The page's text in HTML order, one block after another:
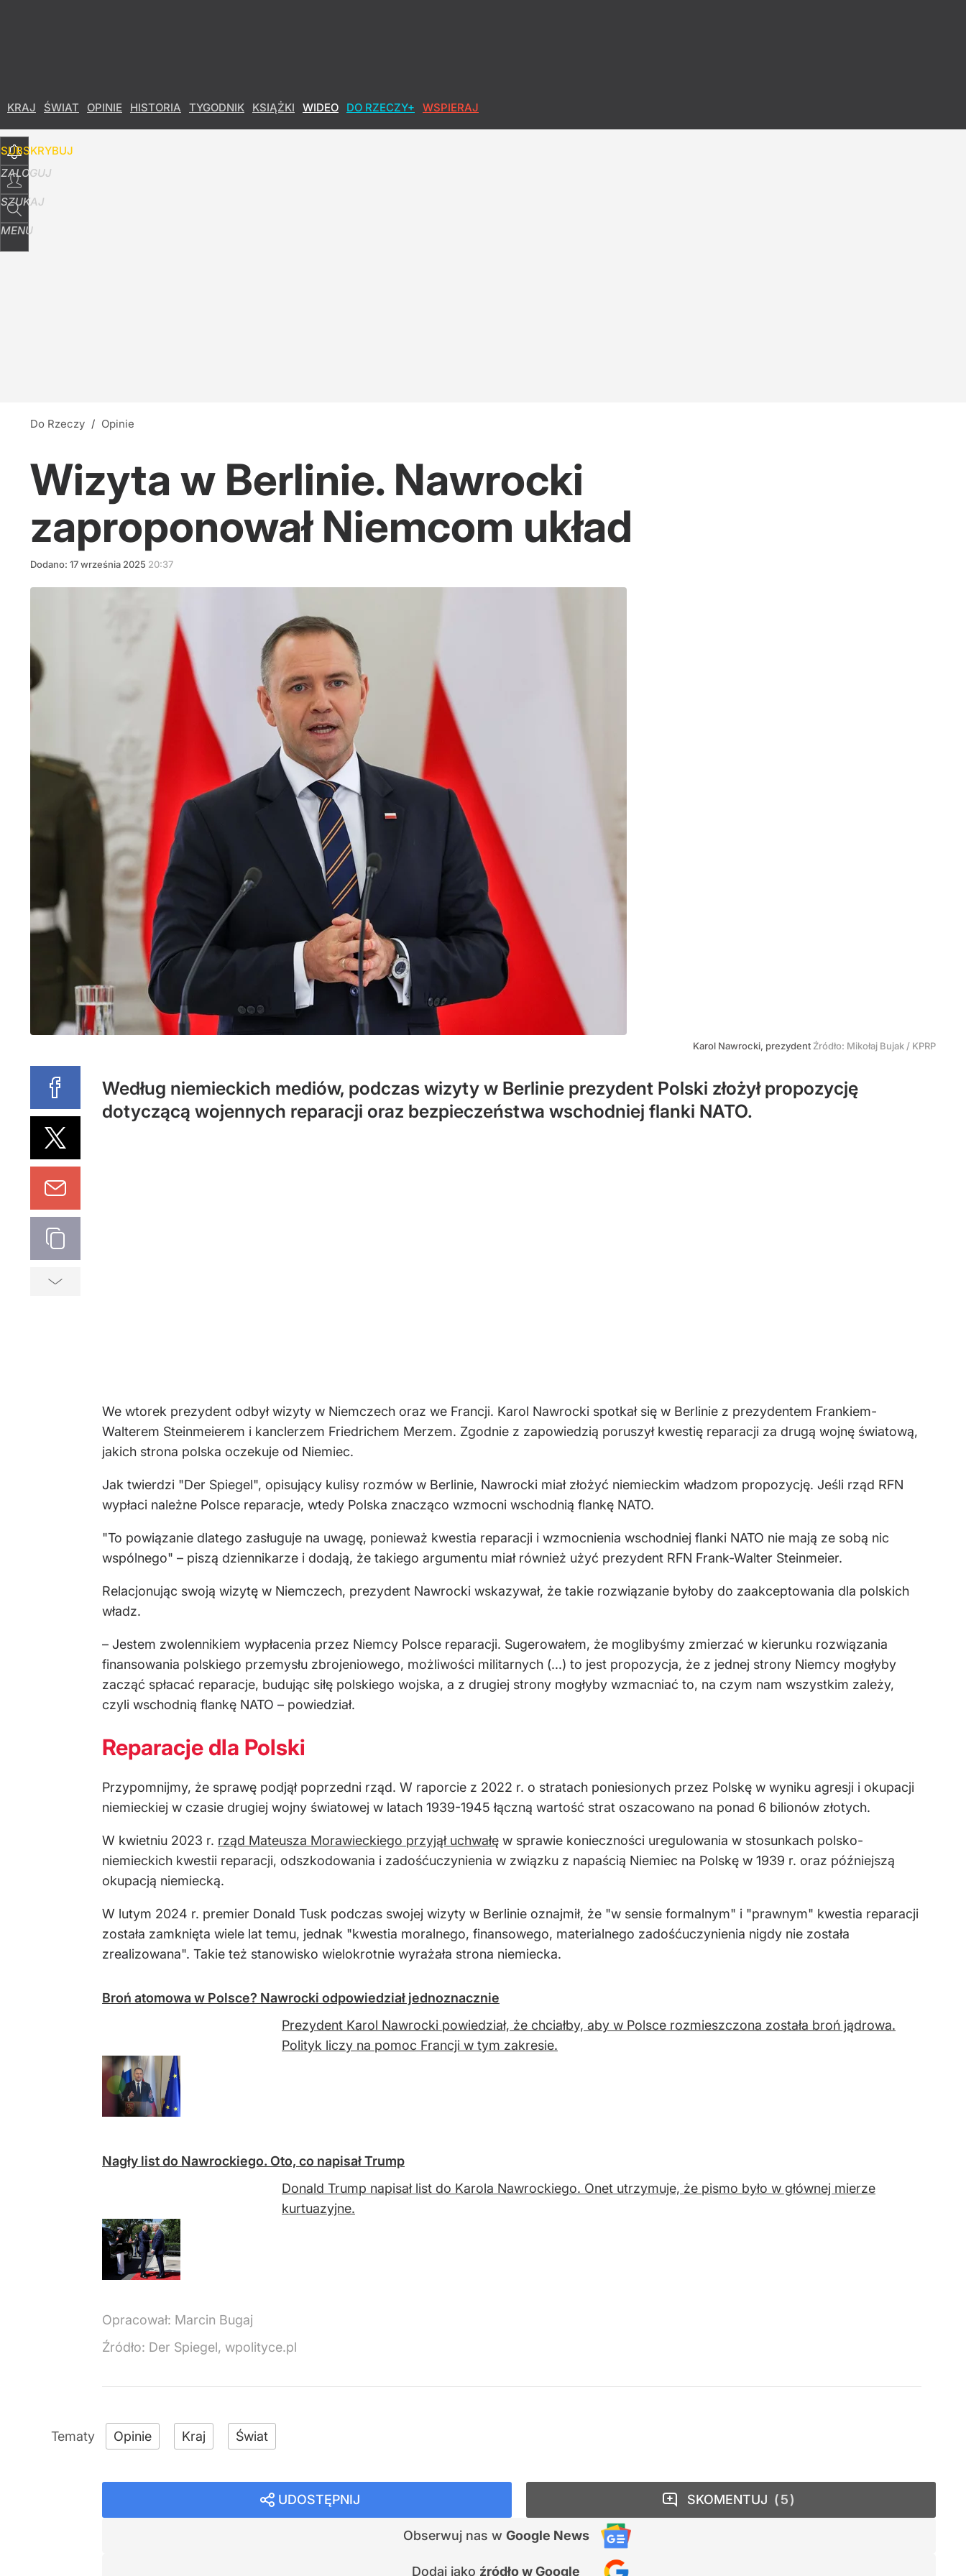
KRAJ ŚWIAT OPINIE HISTORIA TYGODNIK KSIĄŻKI WIDEO DO RZECZY+ WSPIERAJ
SUBSKRYBUJ
ZALOGUJ
SZUKAJ
MENU
Do Rzeczy / Opinie
Wizyta w Berlinie. Nawrocki
zaproponował Niemcom układ
Dodano: 17września 2025 20:37
Karol Nawrocki, prezydent Źródło: Mikołaj Bujak / KPRP
Według niemieckich mediów, podczas wizyty w Berlinie prezydent Polski złożył propozycję
dotyczącą wojennych reparacji oraz bezpieczeństwa wschodniej flanki NATO.
We wtorek prezydent odbył wizyty w Niemczech oraz we Francji. Karol Nawrocki spotkał się w Berlinie z prezydentem Frankiem-
Walterem Steinmeierem i kanclerzem Friedrichem Merzem. Zgodnie z zapowiedzią poruszył kwestię reparacji za drugą wojnę światową,
jakich strona polska oczekuje od Niemiec.
Jak twierdzi "Der Spiegel", opisujący kulisy rozmów w Berlinie, Nawrocki miał złożyć niemieckim władzom propozycję. Jeśli rząd RFN
wypłaci należne Polsce reparacje, wtedy Polska znacząco wzmocni wschodnią flankę NATO.
"To powiązanie dlatego zasługuje na uwagę, ponieważ kwestia reparacji i wzmocnienia wschodniej flanki NATO nie mają ze sobą nic
wspólnego" – piszą dziennikarze i dodają, że takiego argumentu miał również użyć prezydent RFN Frank-Walter Steinmeier.
Relacjonując swoją wizytę w Niemczech, prezydent Nawrocki wskazywał, że takie rozwiązanie byłoby do zaakceptowania dla polskich
władz.
– Jestem zwolennikiem wypłacenia przez Niemcy Polsce reparacji. Sugerowałem, że moglibyśmy zmierzać w kierunku rozwiązania
finansowania polskiego przemysłu zbrojeniowego, możliwości militarnych (...) to jest propozycja, że z jednej strony Niemcy mogłyby
zacząć spłacać reparacje, budując siłę polskiego wojska, a z drugiej strony mogłyby wzmacniać to, na czym nam wszystkim zależy,
czyli wschodnią flankę NATO – powiedział.
Reparacje dla Polski
Przypomnijmy, że sprawę podjął poprzedni rząd. W raporcie z 2022 r. o stratach poniesionych przez Polskę w wyniku agresji i okupacji
niemieckiej w czasie drugiej wojny światowej w latach 1939-1945 łączną wartość strat oszacowano na ponad 6 bilionów złotych.
W kwietniu 2023 r. rząd Mateusza Morawieckiego przyjął uchwałę w sprawie konieczności uregulowania w stosunkach polsko-
niemieckich kwestii reparacji, odszkodowania i zadośćuczynienia w związku z napaścią Niemiec na Polskę w 1939 r. oraz późniejszą
okupacją niemiecką.
W lutym 2024 r. premier Donald Tusk podczas swojej wizyty w Berlinie oznajmił, że "w sensie formalnym" i "prawnym" kwestia reparacji
została zamknięta wiele lat temu, jednak "kwestia moralnego, finansowego, materialnego zadośćuczynienia nigdy nie została
zrealizowana". Takie też stanowisko wielokrotnie wyrażała strona niemiecka.
Broń atomowa w Polsce? Nawrocki odpowiedział jednoznacznie
Prezydent Karol Nawrocki powiedział, że chciałby, aby w Polsce rozmieszczona została broń jądrowa.
Polityk liczy na pomoc Francji w tym zakresie.
Nagły list do Nawrockiego. Oto, co napisał Trump
Donald Trump napisał list do Karola Nawrockiego. Onet utrzymuje, że pismo było w głównej mierze
kurtuazyjne.
Opracował: Marcin Bugaj
Źródło: Der Spiegel, wpolityce.pl
Opinie Kraj Świat
UDOSTĘPNIJ
Obserwuj nas w Google News
Dodaj jako źródło w Google
SKOMENTUJ 5